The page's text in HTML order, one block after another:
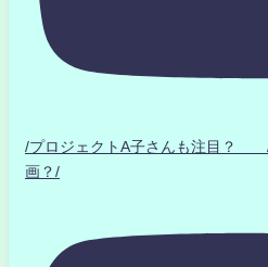
/プロジェクトA子さんも注目？ /
画？/